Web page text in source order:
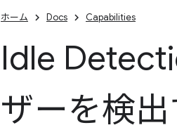
ホーム Docs Capabilities
Idle
ザーを検出